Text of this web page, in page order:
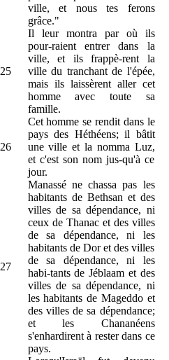
ville, et nous tes ferons
grâce."
25
Il leur montra par où ils
pour-raient entrer dans la
ville, et ils frappè-rent la
ville du tranchant de l'épée,
mais ils laissèrent aller cet
homme avec toute sa
famille.
26
Cet homme se rendit dans le
pays des Héthéens; il bâtit
une ville et la nomma Luz,
et c'est son nom jus-qu'à ce
jour.
27
Manassé ne chassa pas les
habitants de Bethsan et des
villes de sa dépendance, ni
ceux de Thanac et des villes
de sa dépendance, ni les
habitants de Dor et des villes
de sa dépendance, ni les
habi-tants de Jéblaam et des
villes de sa dépendance, ni
les habitants de Mageddo et
des villes de sa dépendance;
et les Chananéens
s'enhardirent à rester dans ce
pays.